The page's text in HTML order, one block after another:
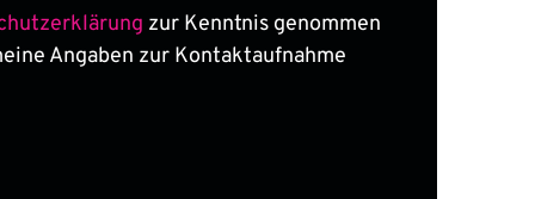
zur Kenntnis genommen
Angaben zur Kontaktaufnahme